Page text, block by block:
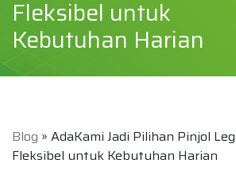
Fleksibel untuk
Kebutuhan Harian
Blog » AdaKami Jadi Pilihan Pinjol
Fleksibel untuk Kebutuhan Harian